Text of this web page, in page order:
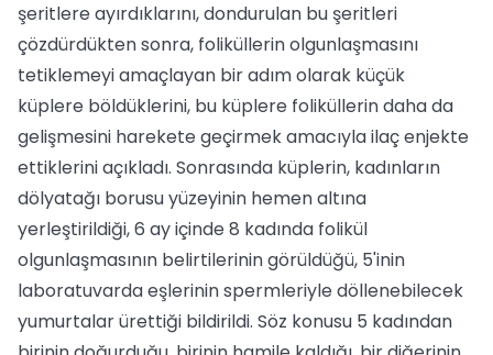
şeritlere ayırdıklarını, dondurulan bu şeritleri
çözdürdükten sonra, foliküllerin olgunlaşmasını
tetiklemeyi amaçlayan bir adım olarak küçük
küplere böldüklerini, bu küplere foliküllerin daha da
gelişmesini harekete geçirmek amacıyla ilaç enjekte
ettiklerini açıkladı. Sonrasında küplerin, kadınların
dölyatağı borusu yüzeyinin hemen altına
yerleştirildiği, 6 ay içinde 8 kadında folikül
olgunlaşmasının belirtilerinin görüldüğü, 5'inin
laboratuvarda eşlerinin spermleriyle döllenebilecek
yumurtalar ürettiği bildirildi. Söz konusu 5 kadından